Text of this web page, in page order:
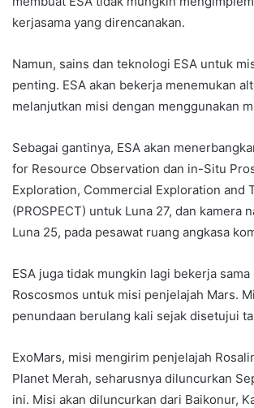
kerjasama yang direncanakan.
Namun, sains dan teknologi ESA untuk
penting. ESA akan bekerja menemukan
melanjutkan misi dengan menggunakan
Sebagai gantinya, ESA akan
for Resource Observation dan in-Situ
Exploration, Commercial Exploration and
(PROSPECT) untuk Luna 27, dan kamera
Luna 25, pada pesawat ruang angkasa
ESA juga tidak mungkin lagi bekerja sama
Roscosmos untuk misi penjelajah Mars.
penundaan berulang kali sejak disetujui
ExoMars, misi mengirim penjelajah
Planet Merah, seharusnya diluncurkan
ini. Misi akan diluncurkan dari Baikonur,